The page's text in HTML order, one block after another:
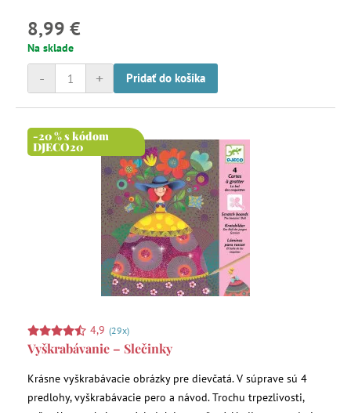
8,99 €
Na sklade
+
- Pridať do košíka
-20 % s kódom
DJECO20
4,9 (29x)
Vyškrabávanie – Slečinky
Krásne vyškrabávacie obrázky pre dievčatá. V súprave sú 4
predlohy, vyškrabávacie pero a návod. Trochu trpezlivosti,